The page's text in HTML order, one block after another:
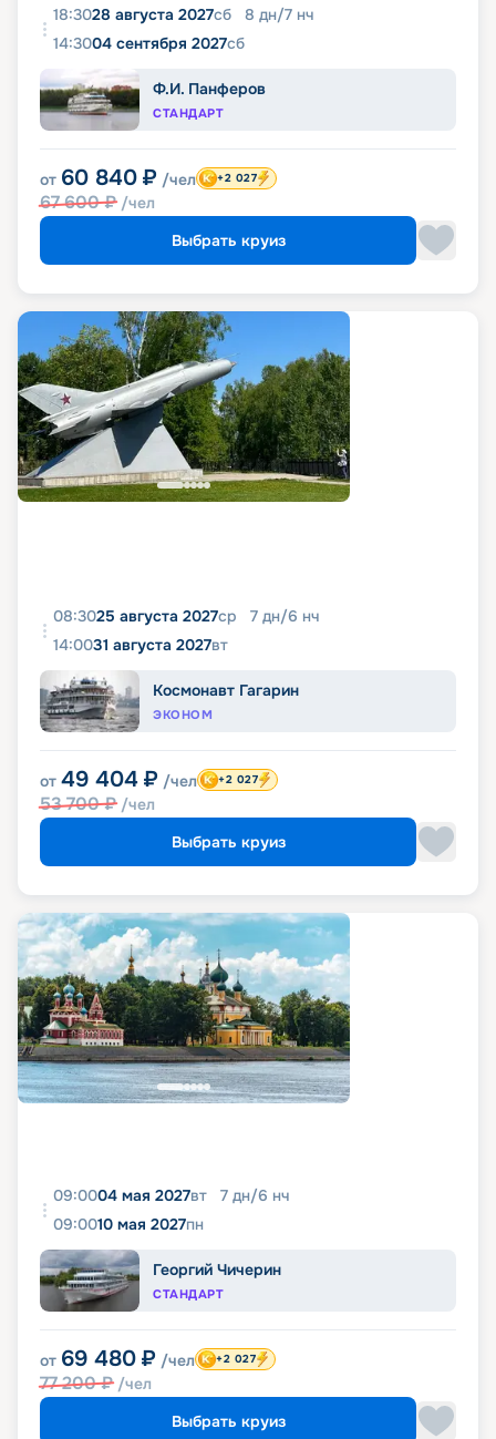
18:3028 августа 2027сб 8 дн/7 нч
14:3004 сентября 2027сб
Ф.И. Панферов
СТАНДАРТ
от 60 840 ₽ /чел
67 600₽ /чел
+2 027
Выбрать круиз
08:3025 августа 2027ср 7 дн/6 нч
14:0031 августа 2027вт
Космонавт Гагарин
ЭКОНОМ
от 49 404 ₽ /чел
53 700₽ /чел
+2 027
Выбрать круиз
09:0004 мая 2027вт 7 дн/6 нч
09:0010 мая 2027пн
Георгий Чичерин
СТАНДАРТ
от 69 480 ₽ /чел
77 200₽ /чел
+2 027
Выбрать круиз